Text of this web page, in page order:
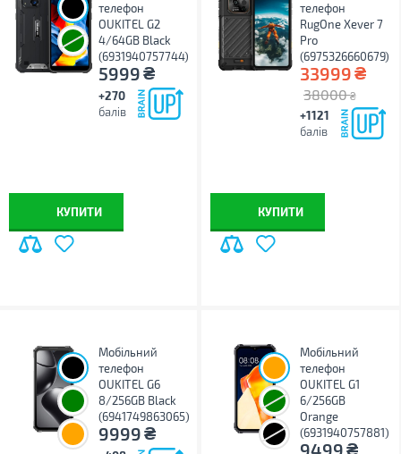
телефон
OUKITEL G2
4/64GB Black
(6931940757744)
5999₴
+270
балів
КУПИТИ
телефон
RugOne Xever 7
Pro
(6975326660679)
33999₴
38000 ₴
+1121
балів
КУПИТИ
Мобільний
телефон
OUKITEL G6
8/256GB Black
(6941749863065)
9999₴
Мобільний
телефон
OUKITEL G1
6/256GB
Orange
(6931940757881)
9499₴